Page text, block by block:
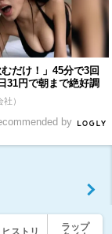
むだけ！」45分で3回
31円で朝まで絶好調
）
by
ラップ